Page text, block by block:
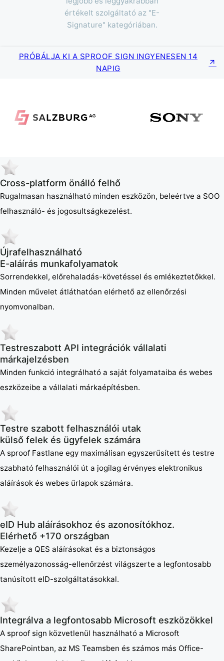
értékelt szolgáltató az "E-
Signature" kategóriában.
PRÓBÁLJA KI A SPROOF SIGN INGYENESEN 14
NAPIG
Cross-platform önálló felhő
Rugalmasan használható minden eszközön, beleértve a SOO
felhasználó- és jogosultságkezelést.
Újrafelhasználható
E-aláírás munkafolyamatok
Sorrendekkel, előrehaladás-követéssel és emlékeztetőkkel.
Minden művelet átláthatóan elérhető az ellenőrzési
nyomvonalban.
Testreszabott API integrációk vállalati
márkajelzésben
Minden funkció integrálható a saját folyamataiba és webes
eszközeibe a vállalati márkaépítésben.
Testre szabott felhasználói utak
külső felek és ügyfelek számára
A sproof Fastlane egy maximálisan egyszerűsített és testre
szabható felhasználói út a jogilag érvényes elektronikus
aláírások és webes űrlapok számára.
eID Hub aláírásokhoz és azonosítókhoz.
Elérhető +170 országban
Kezelje a QES aláírásokat és a biztonságos
személyazonosság-ellenőrzést világszerte a legfontosabb
tanúsított eID-szolgáltatásokkal.
Integrálva a legfontosabb Microsoft eszközökkel
A sproof sign közvetlenül használható a Microsoft
SharePointban, az MS Teamsben és számos más Office-